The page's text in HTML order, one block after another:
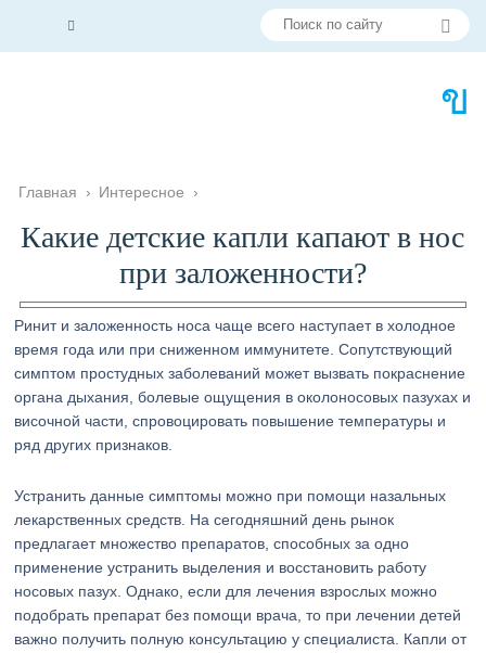
Главная › Интересное ›
Какие детские капли капают в нос
при заложенности?
Ринит и заложенность носа чаще всего наступает в холодное
время года или при сниженном иммунитете. Сопутствующий
симптом простудных заболеваний может вызвать покраснение
органа дыхания, болевые ощущения в околоносовых пазухах и
височной части, спровоцировать повышение температуры и
ряд других признаков.
Устранить данные симптомы можно при помощи назальных
лекарственных средств. На сегодняшний день рынок
предлагает множество препаратов, способных за одно
применение устранить выделения и восстановить работу
носовых пазух. Однако, если для лечения взрослых можно
подобрать препарат без помощи врача, то при лечении детей
важно получить полную консультацию у специалиста. Капли от